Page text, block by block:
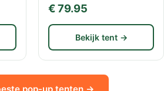
€ 79.95
Bekijk tent →